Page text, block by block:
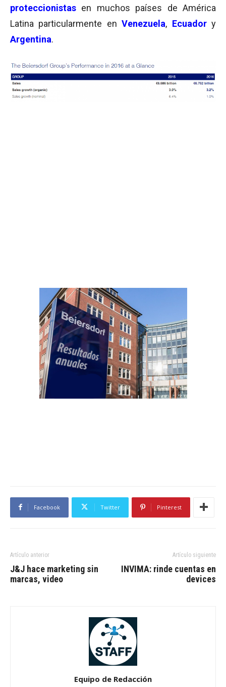
proteccionistas en muchos países de América
Latina particularmente enVenezuela, Ecuadory
Argentina.
Facebook Twitter Pinterest
Artículo anterior
J&J hace marketing sin
marcas, video
Artículo siguiente
INVIMA: rinde cuentas en
devices
Equipo de Redacción